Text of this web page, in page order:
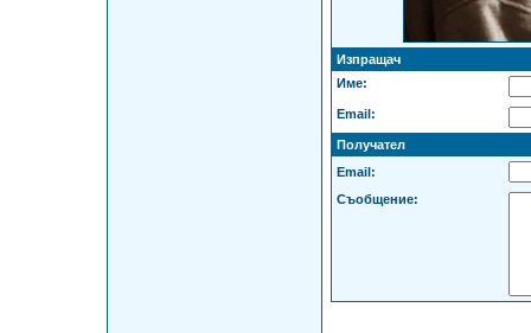
Изпращач
Име:
Email:
Получател
Email:
Съобщение: